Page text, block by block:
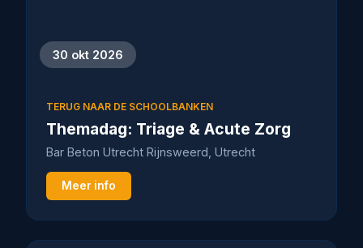
30 okt 2026
TERUG NAAR DE SCHOOLBANKEN
Themadag: Triage & Acute Zorg
Bar Beton Utrecht Rijnsweerd, Utrecht
Meer info